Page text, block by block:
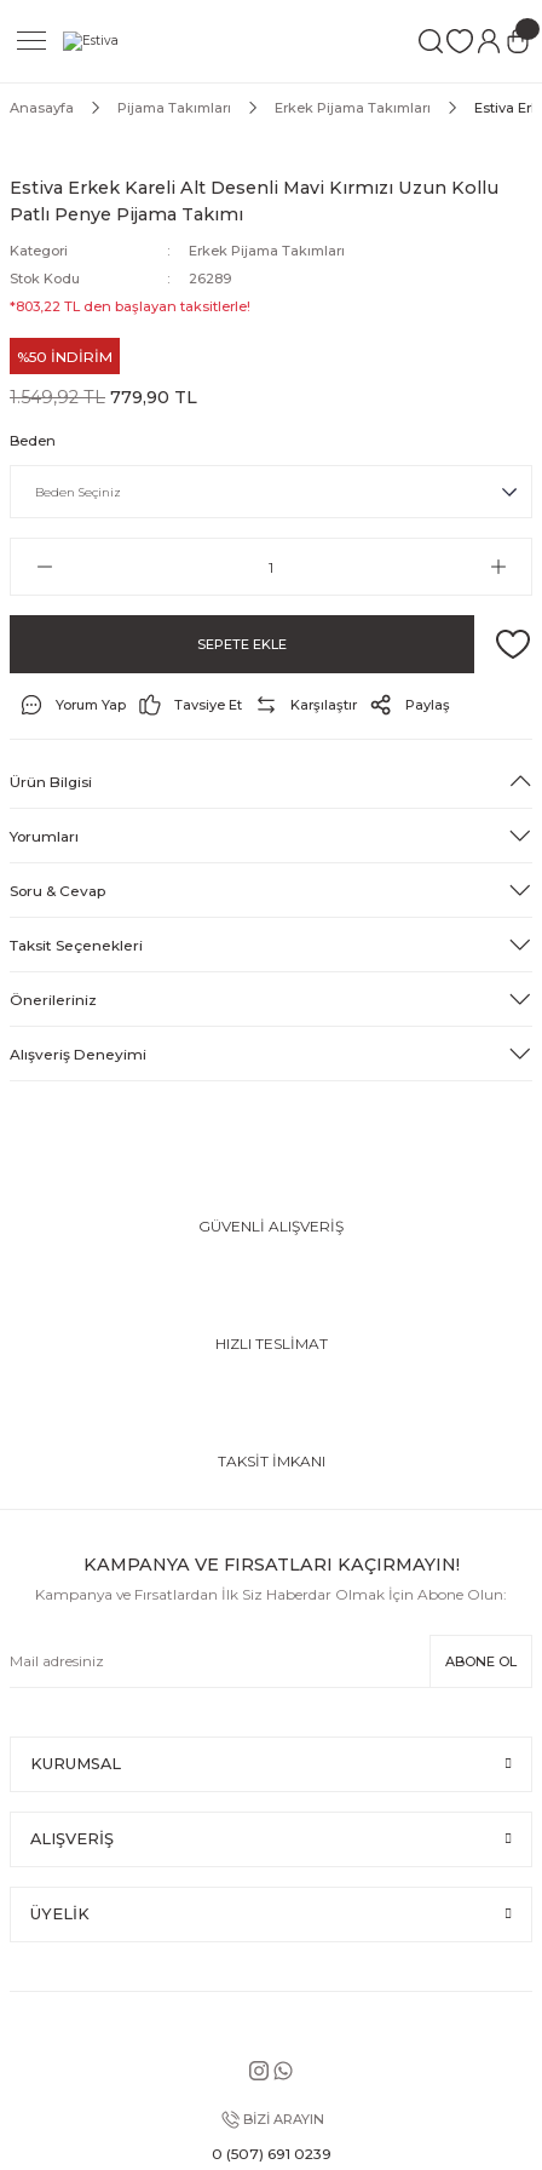
Mayo
Anasayfa Pijama Takımları Erkek Pijama Takımları Estiva
Estiva Erkek Kareli Alt Desenli Mavi Kırmızı Uzun Kollu
Patlı Penye Pijama Takımı
Kategori
Erkek Pijama Takımları
Stok Kodu
26289
*803,22 TL den başlayan taksitlerle!
%50 İNDİRİM
1.549,92 TL 779,90 TL
Beden
SEPETE EKLE
Yorum Yap Tavsiye Et Karşılaştır Paylaş
Ürün Bilgisi
Yorumları
Soru & Cevap
Taksit Seçenekleri
Önerileriniz
Alışveriş Deneyimi
GÜVENLİ ALIŞVERİŞ
HIZLI TESLİMAT
TAKSİT İMKANI
KAMPANYA VE FIRSATLARI KAÇIRMAYIN!
Kampanya ve Fırsatlardan İlk Siz Haberdar Olmak İçin Abone Olun:
ABONE OL
KURUMSAL
ALIŞVERİŞ
ÜYELİK
BİZİ ARAYIN
0 (507) 691 0239